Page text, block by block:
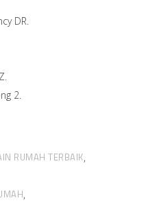
DR.
2.
RUMAH TERBAIK,
,